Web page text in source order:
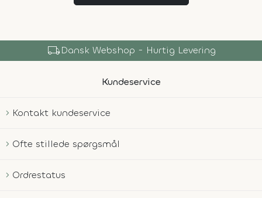
local_shippingDansk Webshop - Hurtig Levering
Kundeservice
Kontakt kundeservice
Ofte stillede spørgsmål
Ordrestatus